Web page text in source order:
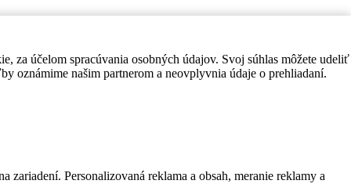
za účelom spracúvania osobných údajov. Svoj súhlas môžete udeliť
oznámime našim partnerom a neovplyvnia údaje o prehliadaní.
Personalizovaná reklama a obsah, meranie reklamy a